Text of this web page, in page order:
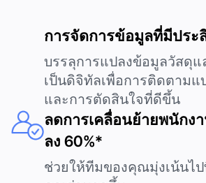
เรา และยินยอมที่จะรับข้อมูลอัปเดตจาก
ส่ง
การจัดการข้อมูลที่มีประ
บรรลุการแปลงข้อมูลวัสดุ
เป็นดิจิทัลเพื่อการติดตามแ
และการตัดสินใจที่ดีขึ้น
ลดการเคลื่อนย้ายพนักง
ลง 60%*
ช่วยให้ทีมของคุณมุ่งเน้นไ